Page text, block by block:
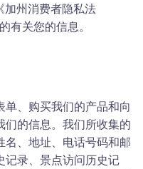
加州消费者隐私法
有关您的信息。
单、购买我们的产品和向
们的信息。我们所收集的
名、地址、电话号码和邮
记录、景点访问历史记